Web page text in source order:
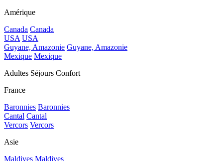
Amérique
Canada Canada
USA USA
Guyane, Amazonie Guyane, Amazonie
Mexique Mexique
Adultes Séjours Confort
France
Baronnies Baronnies
Cantal Cantal
Vercors Vercors
Asie
Maldives Maldives